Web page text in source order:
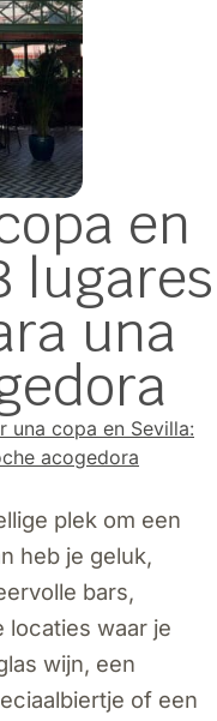
en
lugares
una
una copa en Sevilla:
acogedora
plek om een
heb je geluk,
bars,
locaties waar je
wijn, een
of een